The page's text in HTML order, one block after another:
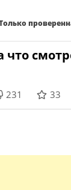
что
231 33